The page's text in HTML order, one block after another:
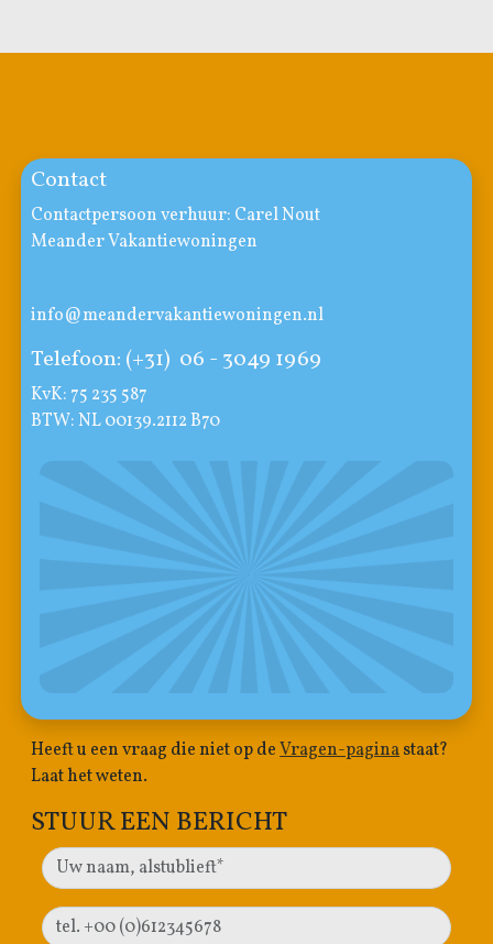
Contact
Contactpersoon verhuur: Carel Nout
Meander Vakantiewoningen
info@meandervakantiewoningen.nl
Telefoon: (+31) 06 - 3049 1969
KvK: 75 235 587
BTW: NL 00139.2112 B70
Heeft u een vraag die niet op deVragen-paginastaat?
Laat het weten.
STUUR EEN BERICHT